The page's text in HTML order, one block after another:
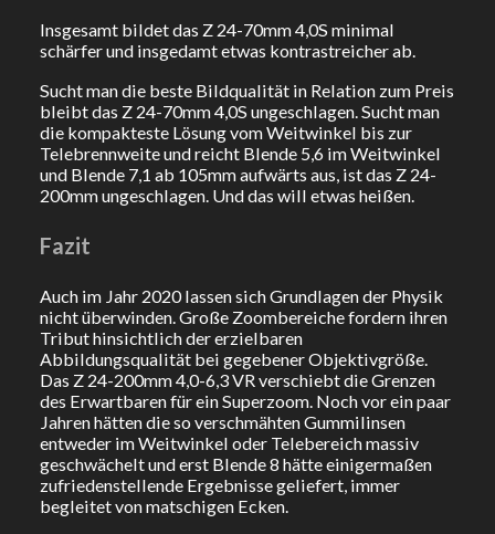
Insgesamt bildet das Z 24-70mm 4,0S minimal
schärfer und insgedamt etwas kontrastreicher ab.
Sucht man die beste Bildqualität in Relation zum Preis
bleibt das Z 24-70mm 4,0S ungeschlagen. Sucht man
die kompakteste Lösung vom Weitwinkel bis zur
Telebrennweite und reicht Blende 5,6 im Weitwinkel
und Blende 7,1 ab 105mm aufwärts aus, ist das Z 24-
200mm ungeschlagen. Und das will etwas heißen.
Fazit
Auch im Jahr 2020 lassen sich Grundlagen der Physik
nicht überwinden. Große Zoombereiche fordern ihren
Tribut hinsichtlich der erzielbaren
Abbildungsqualität bei gegebener Objektivgröße.
Das Z 24-200mm 4,0-6,3 VR verschiebt die Grenzen
des Erwartbaren für ein Superzoom. Noch vor ein paar
Jahren hätten die so verschmähten Gummilinsen
entweder im Weitwinkel oder Telebereich massiv
geschwächelt und erst Blende 8 hätte einigermaßen
zufriedenstellende Ergebnisse geliefert, immer
begleitet von matschigen Ecken.